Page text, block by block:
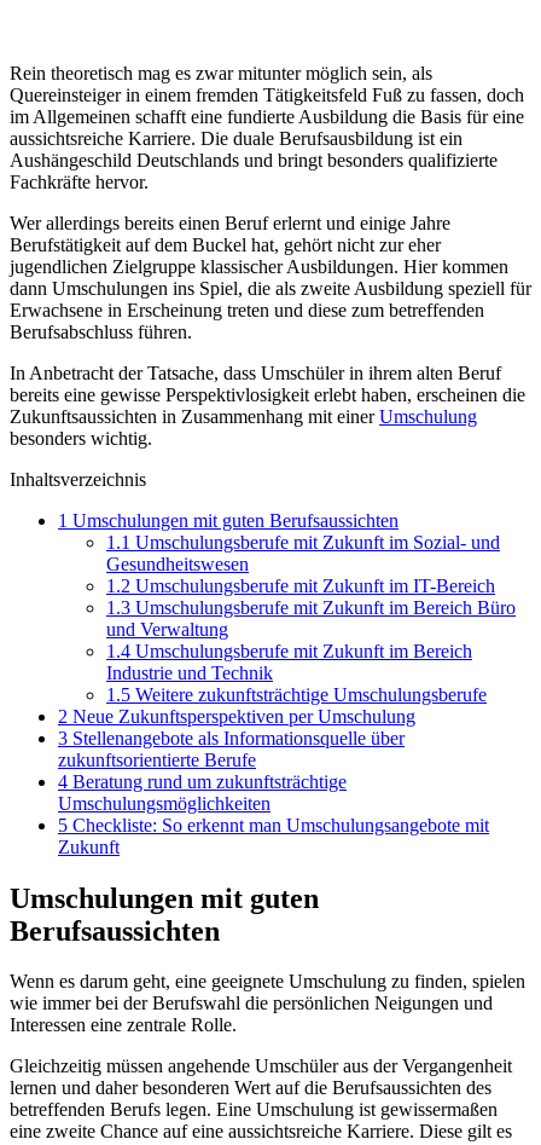
Rein theoretisch mag es zwar mitunter möglich sein, als
Quereinsteiger in einem fremden Tätigkeitsfeld Fuß zu fassen, doch
im Allgemeinen schafft eine fundierte Ausbildung die Basis für eine
aussichtsreiche Karriere. Die duale Berufsausbildung ist ein
Aushängeschild Deutschlands und bringt besonders qualifizierte
Fachkräfte hervor.
Wer allerdings bereits einen Beruf erlernt und einige Jahre
Berufstätigkeit auf dem Buckel hat, gehört nicht zur eher
jugendlichen Zielgruppe klassischer Ausbildungen. Hier kommen
dann Umschulungen ins Spiel, die als zweite Ausbildung speziell für
Erwachsene in Erscheinung treten und diese zum betreffenden
Berufsabschluss führen.
In Anbetracht der Tatsache, dass Umschüler in ihrem alten Beruf
bereits eine gewisse Perspektivlosigkeit erlebt haben, erscheinen die
Zukunftsaussichten in Zusammenhang mit einerUmschulung
besonders wichtig.
Inhaltsverzeichnis
1 Umschulungen mit guten Berufsaussichten
1.1 Umschulungsberufe mit Zukunft im Sozial- und
Gesundheitswesen
1.2 Umschulungsberufe mit Zukunft im IT-Bereich
1.3 Umschulungsberufe mit Zukunft im Bereich Büro
und Verwaltung
1.4 Umschulungsberufe mit Zukunft im Bereich
Industrie und Technik
1.5 Weitere zukunftsträchtige Umschulungsberufe
2 Neue Zukunftsperspektiven per Umschulung
3 Stellenangebote als Informationsquelle über
zukunftsorientierte Berufe
4 Beratung rund um zukunftsträchtige
Umschulungsmöglichkeiten
5 Checkliste: So erkennt man Umschulungsangebote mit
Zukunft
Umschulungen mit guten
Berufsaussichten
Wenn es darum geht, eine geeignete Umschulung zu finden, spielen
wie immer bei der Berufswahl die persönlichen Neigungen und
Interessen eine zentrale Rolle.
Gleichzeitig müssen angehende Umschüler aus der Vergangenheit
lernen und daher besonderen Wert auf die Berufsaussichten des
betreffenden Berufs legen. Eine Umschulung ist gewissermaßen
eine zweite Chance auf eine aussichtsreiche Karriere. Diese gilt es